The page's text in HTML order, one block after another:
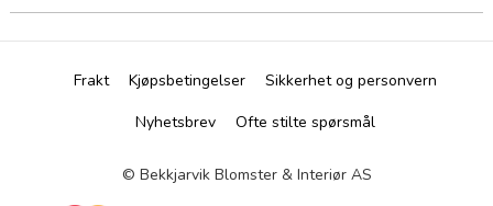
Frakt Kjøpsbetingelser
Sikkerhet og personvern
Nyhetsbrev
Ofte stilte spørsmål
© Bekkjarvik Blomster & Interiør AS